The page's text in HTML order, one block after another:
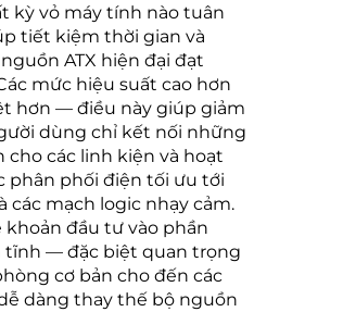
kỳ vỏ máy tính nào tuân
tiết kiệm thời gian và
ATX hiện đại đạt
mức hiệu suất cao hơn
hơn — điều này giúp giảm
dùng chỉ kết nối những
các linh kiện và hoạt
phân phối điện tối ưu tới
các mạch logic nhạy cảm.
đầu tư vào phần
tĩnh — đặc biệt quan trọng
cơ bản cho đến các
dàng thay thế bộ nguồn